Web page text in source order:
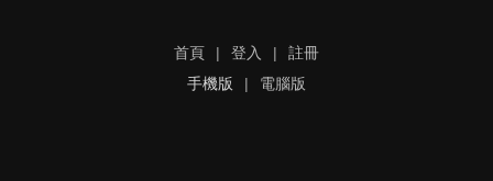
首頁 | 登入 |
註冊
手機版
| 電腦版